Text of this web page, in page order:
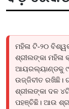
ମହିଳା ଟି-୨୦
ଶ୍ରୀଲଙ୍କା ମହିଳା
ଆୟରଲ୍ୟାଣ୍ଡକୁ ୯
ଉଜ୍ଜିବୀତ ରଖିଛି।
ଶ୍ରୀଲଙ୍କା ଦଳ
ପହଞ୍ଚିଛି। ଆଉ